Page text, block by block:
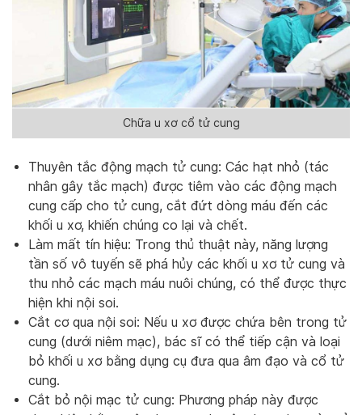
Chữa u xơ cổ tử cung
Thuyên tắc động mạch tử cung: Các hạt nhỏ (tác
nhân gây tắc mạch) được tiêm vào các động mạch
cung cấp cho tử cung, cắt đứt dòng máu đến các
khối u xơ, khiến chúng co lại và chết.
Làm mất tín hiệu: Trong thủ thuật này, năng lượng
tần số vô tuyến sẽ phá hủy các khối u xơ tử cung và
thu nhỏ các mạch máu nuôi chúng, có thể được thực
hiện khi nội soi.
Cắt cơ qua nội soi: Nếu u xơ được chứa bên trong tử
cung (dưới niêm mạc), bác sĩ có thể tiếp cận và loại
bỏ khối u xơ bằng dụng cụ đưa qua âm đạo và cổ tử
cung.
Cắt bỏ nội mạc tử cung: Phương pháp này được